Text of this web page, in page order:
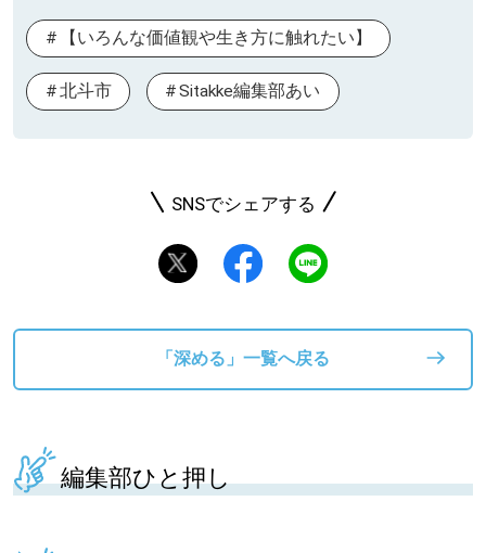
【いろんな価値観や生き方に触れたい】
北斗市 Sitakke編集部あい
SNSでシェアする
「深める」一覧へ戻る
編集部ひと押し